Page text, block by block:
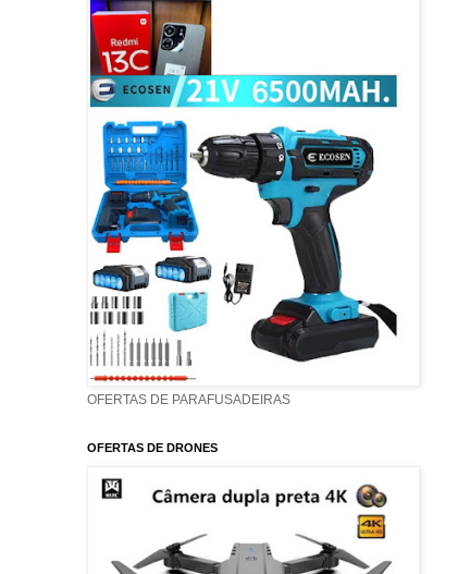
OFERTAS DE PARAFUSADEIRAS
OFERTAS DE DRONES